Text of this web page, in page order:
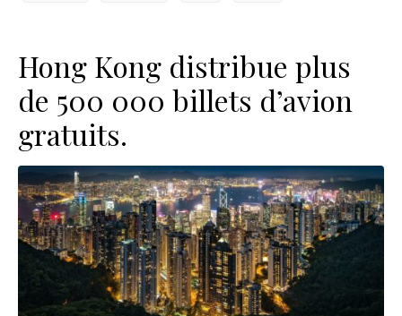
Hong Kong distribue plus
de 500 000 billets d’avion
gratuits.